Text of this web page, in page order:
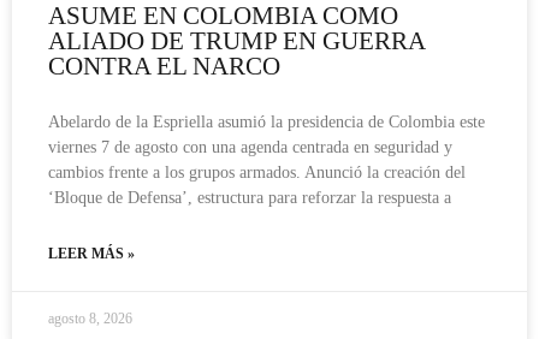
ASUME EN COLOMBIA COMO
ALIADO DE TRUMP EN GUERRA
CONTRA EL NARCO
Abelardo de la Espriella asumió la presidencia de Colombia este
viernes 7 de agosto con una agenda centrada en seguridad y
cambios frente a los grupos armados. Anunció la creación del
‘Bloque de Defensa’, estructura para reforzar la respuesta a
LEER MÁS »
agosto 8, 2026